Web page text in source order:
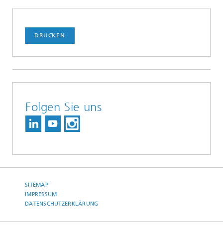
DRUCKEN
Folgen Sie uns
SITEMAP
IMPRESSUM
DATENSCHUTZERKLÄRUNG